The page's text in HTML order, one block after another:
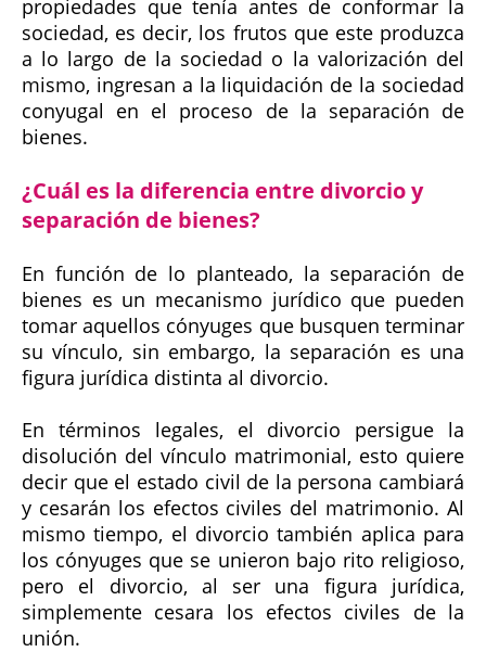
propiedades que tenía antes de conformar la
sociedad, es decir, los frutos que este produzca
a lo largo de la sociedad o la valorización del
mismo, ingresan a la liquidación de la sociedad
conyugal en el proceso de la separación de
bienes.
¿Cuál es la diferencia entre divorcio y
separación de bienes?
En función de lo planteado, la separación de
bienes es un mecanismo jurídico que pueden
tomar aquellos cónyuges que busquen terminar
su vínculo, sin embargo, la separación es una
figura jurídica distinta al divorcio.
En términos legales, el divorcio persigue la
disolución del vínculo matrimonial, esto quiere
decir que el estado civil de la persona cambiará
y cesarán los efectos civiles del matrimonio. Al
mismo tiempo, el divorcio también aplica para
los cónyuges que se unieron bajo rito religioso,
pero el divorcio, al ser una figura jurídica,
simplemente cesara los efectos civiles de la
unión.